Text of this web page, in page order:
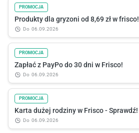
PROMOCJA
Produkty dla gryzoni od 8,69 zł w frisco!
do 06.09.2026
PROMOCJA
Zapłać z PayPo do 30 dni w Frisco!
do 06.09.2026
PROMOCJA
Karta dużej rodziny w Frisco - Sprawdź!
do 06.09.2026